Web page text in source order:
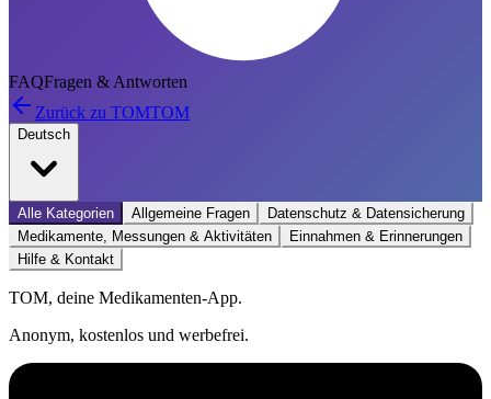
FAQFragen & Antworten
Zurück zu TOMTOM
Deutsch
Alle Kategorien Allgemeine Fragen
Datenschutz & Datensicherung
Medikamente, Messungen & Aktivitäten
Einnahmen & Erinnerungen
Hilfe & Kontakt
TOM, deine Medikamenten-App.
Anonym, kostenlos und werbefrei.